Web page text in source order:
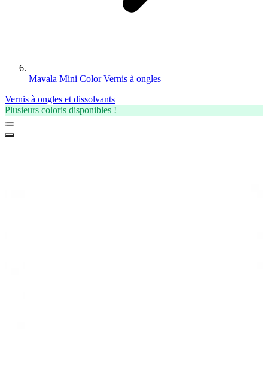
Mavala Mini Color Vernis à ongles
Vernis à ongles et dissolvants
Plusieurs coloris disponibles !